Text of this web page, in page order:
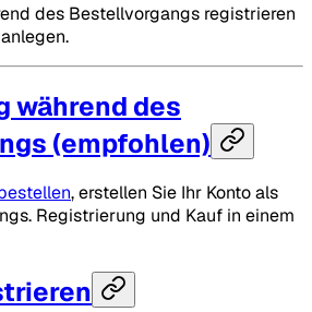
des Bestellvorgangs registrieren
während des
(empfohlen)
, erstellen Sie Ihr Konto als
Registrierung und Kauf in einem